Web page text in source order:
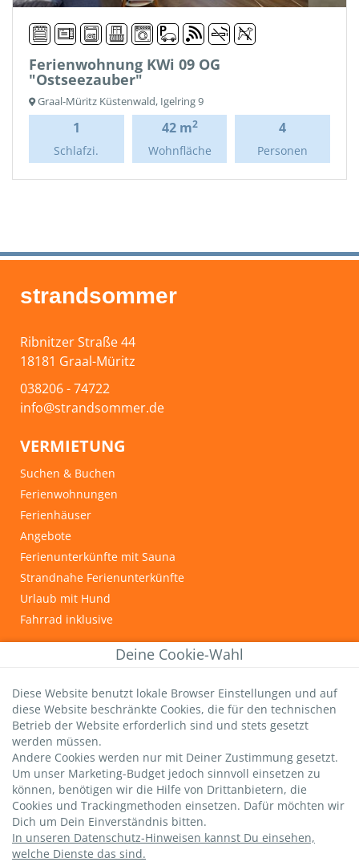
Deine Cookie-Wahl
Diese Website benutzt lokale Browser Einstellungen und auf
diese Website beschränkte Cookies, die für den technischen
Betrieb der Website erforderlich sind und stets gesetzt
werden müssen.
Andere Cookies werden nur mit Deiner Zustimmung gesetzt.
Um unser Marketing-Budget jedoch sinnvoll einsetzen zu
können, benötigen wir die Hilfe von Drittanbietern, die
Cookies und Trackingmethoden einsetzen. Dafür möchten wir
Dich um Dein Einverständnis bitten.
In unseren Datenschutz-Hinweisen kannst Du einsehen,
welche Dienste das sind.
Ferienwohnung KWi 09 OG
"Ostseezauber"
Graal-Müritz Küstenwald, Igelring 9
1
Schlafzi.
42 m2
Wohnfläche
4
Personen
strandsommer
Ribnitzer Straße 44
18181 Graal-Müritz
038206 - 74722
info@strandsommer.de
VERMIETUNG
Suchen & Buchen
Ferienwohnungen
Ferienhäuser
Angebote
Ferienunterkünfte mit Sauna
Strandnahe Ferienunterkünfte
Urlaub mit Hund
Fahrrad inklusive
INFOS & TIPPS
Wichtige Gästeinfos
Infos zur Kurtaxe
Hundestrände
DTV-Sterne
strandsommer-Bewertung
Livebild Seebrücke
Datenschutz|AGBs